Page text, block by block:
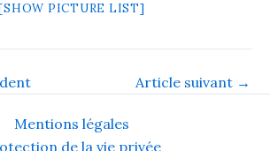
PICTURE LIST]
Article suivant →
Mentions légales
de la vie privée